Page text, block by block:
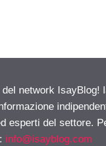
network IsayBlog!
esperti del settore.
info@isayblog.com